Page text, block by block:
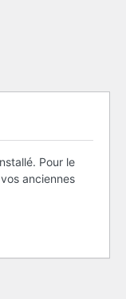
Pour le
anciennes